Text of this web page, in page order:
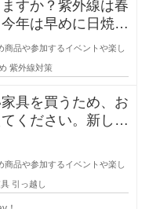
すか？紫外線は春
年は早めに日焼け
。
商品や参加するイベントや楽し
紫外線対策
具を買うため、お
ください。新しく
ソ
商品や参加するイベントや楽し
引っ越し